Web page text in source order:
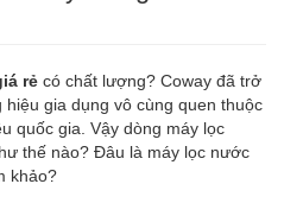
rẻ có chất lượng? Coway đã trở
gia dụng vô cùng quen thuộc
quốc gia. Vậy dòng máy lọc
thế nào? Đâu là máy lọc nước
khảo?